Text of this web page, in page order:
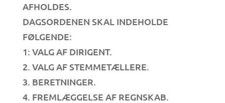
AFHOLDES.
DAGSORDENEN SKAL INDEHOLDE
FØLGENDE:
1: VALG AF DIRIGENT.
2. VALG AF STEMMETÆLLERE.
3. BERETNINGER.
4. FREMLÆGGELSE AF REGNSKAB.